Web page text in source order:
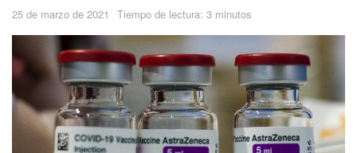
25 de marzo de 2021 Tiempo de lectura: 3 minutos